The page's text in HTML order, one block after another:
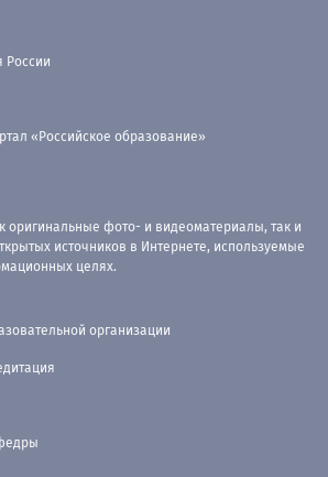
России
«Российское образование»
оригинальные фото- и видеоматериалы, так и
источников в Интернете, используемые
целях.
организации